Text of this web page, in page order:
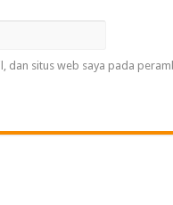
dan situs web saya pada